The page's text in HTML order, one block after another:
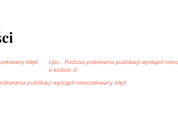
błęd
Ups… Podczas pobierania publikacji wystąpił
o kodzie: 0.
publikacji wystąpił nieoczekiwany błęd